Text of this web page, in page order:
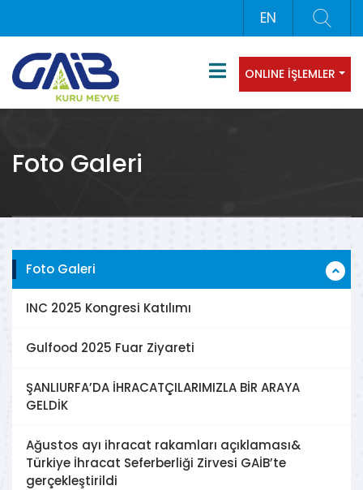
EN
ONLINE İŞLEMLER
Foto Galeri
Foto Galeri
INC 2025 Kongresi Katılımı
Gulfood 2025 Fuar Ziyareti
ŞANLIURFA’DA İHRACATÇILARIMIZLA BİR ARAYA
GELDİK
Ağustos ayı ihracat rakamları açıklaması&
Türkiye İhracat Seferberliği Zirvesi GAİB’te
gerçekleştirildi